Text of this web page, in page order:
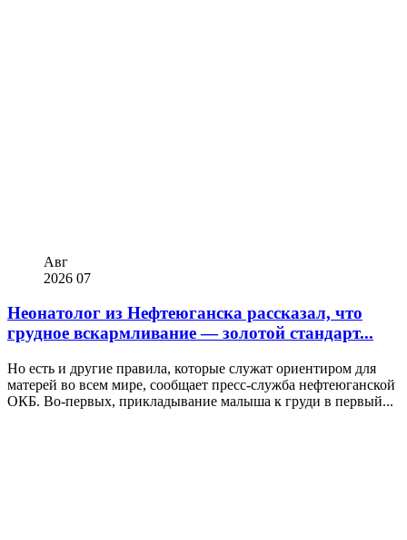
Авг
2026 07
Неонатолог из Нефтеюганска рассказал, что
грудное вскармливание — золотой стандарт...
Но есть и другие правила, которые служат ориентиром для
матерей во всем мире, сообщает пресс-служба нефтеюганской
ОКБ. Во-первых, прикладывание малыша к груди в первый...